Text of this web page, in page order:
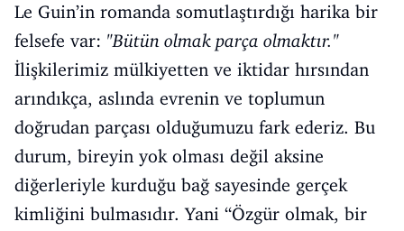
Le Guin’in romanda somutlaştırdığı harika bir
felsefe var: "Bütün olmak parça olmaktır."
İlişkilerimiz mülkiyetten ve iktidar hırsından
arındıkça, aslında evrenin ve toplumun
doğrudan parçası olduğumuzu fark ederiz. Bu
durum, bireyin yok olması değil aksine
diğerleriyle kurduğu bağ sayesinde gerçek
kimliğini bulmasıdır. Yani “Özgür olmak, bir